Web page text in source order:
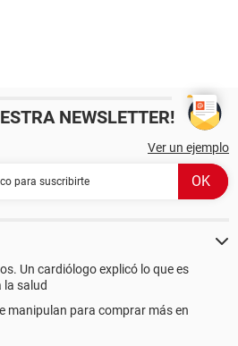
NEWSLETTER!
Ver un ejemplo
Un cardiólogo explicó lo que es
la salud
manipulan para comprar más en